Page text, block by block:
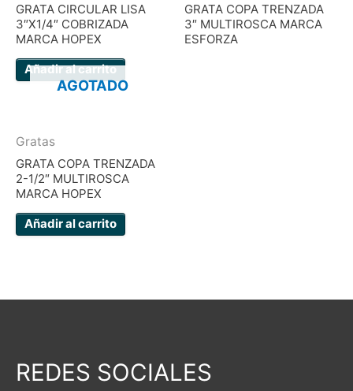
GRATA CIRCULAR LISA
3″X1/4″ COBRIZADA
MARCA HOPEX
Añadir al carrito
GRATA COPA TRENZADA
3″ MULTIROSCA MARCA
ESFORZA
AGOTADO
Gratas
GRATA COPA TRENZADA
2-1/2″ MULTIROSCA
MARCA HOPEX
Añadir al carrito
REDES SOCIALES